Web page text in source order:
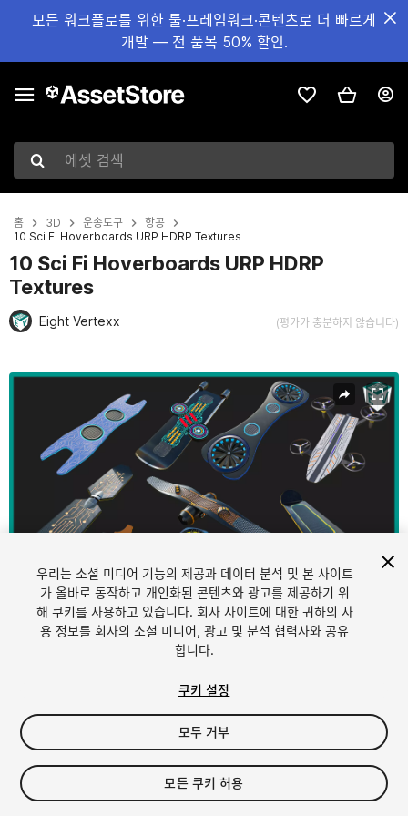
모든 워크플로를 위한 툴·프레임워크·콘텐츠로 더 빠르게
개발 — 전 품목 50% 할인.
에셋 검색
홈 3D 운송도구
항공
10 Sci Fi Hoverboards URP HDRP Textures
10 Sci Fi Hoverboards URP HDRP
Textures
Eight Vertexx (평가가 충분하지 않습니다)
현재 슬라이드: 1 / 127
1 /127
$129.40
세금/부가세는 결제 시 반영됩니다.
우리는 소셜 미디어 기능의 제공과 데이터 분석 및 본 사이트
가 올바로 동작하고 개인화된 콘텐츠와 광고를 제공하기 위
해 쿠키를 사용하고 있습니다. 회사 사이트에 대한 귀하의 사
용 정보를 회사의 소셜 미디어, 광고 및 분석 협력사와 공유
합니다.
쿠키 설정
모두 거부
모든 쿠키 허용